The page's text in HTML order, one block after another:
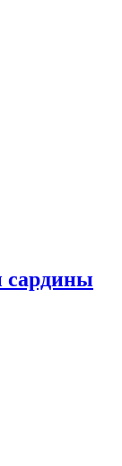
сардины